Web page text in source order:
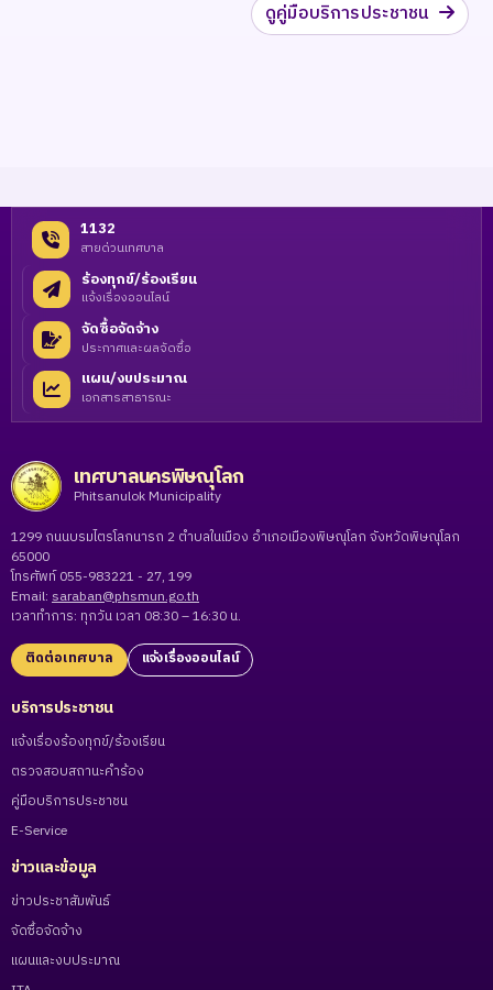
ดูคู่มือบริการประชาชน
1132
สายด่วนเทศบาล
ร้องทุกข์/ร้องเรียน
แจ้งเรื่องออนไลน์
จัดซื้อจัดจ้าง
ประกาศและผลจัดซื้อ
แผน/งบประมาณ
เอกสารสาธารณะ
เทศบาลนครพิษณุโลก
Phitsanulok Municipality
1299 ถนนบรมไตรโลกนารถ 2 ตำบลในเมือง อำเภอเมืองพิษณุโลก จังหวัดพิษณุโลก
65000
โทรศัพท์ 055-983221 - 27, 199
Email: saraban@phsmun.go.th
เวลาทำการ: ทุกวัน เวลา 08:30 – 16:30 น.
ติดต่อเทศบาล แจ้งเรื่องออนไลน์
บริการประชาชน
แจ้งเรื่องร้องทุกข์/ร้องเรียน
ตรวจสอบสถานะคำร้อง
คู่มือบริการประชาชน
E-Service
ข่าวและข้อมูล
ข่าวประชาสัมพันธ์
จัดซื้อจัดจ้าง
แผนและงบประมาณ